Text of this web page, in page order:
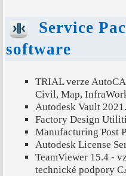
Service
software
TRIAL verze
Civil, Map,
Autodesk Vault
Factory Design
Manufacturing Post
Autodesk License
TeamViewer 15.4 -
technické podpory